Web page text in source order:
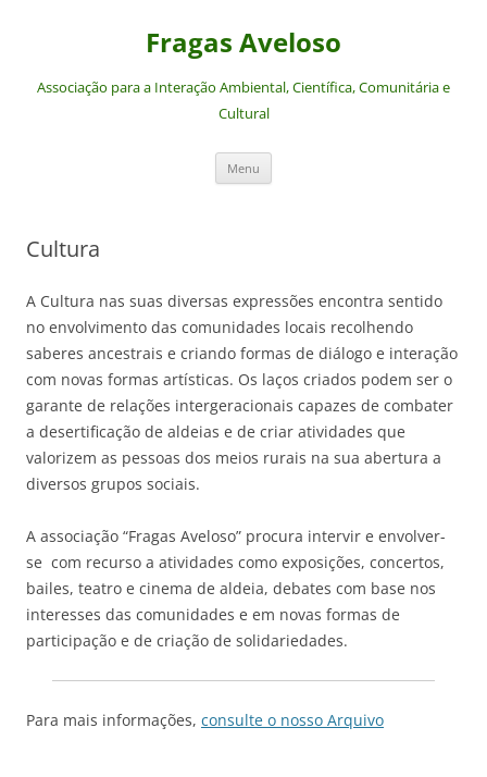
Fragas Aveloso
Associação para a Interação Ambiental, Científica, Comunitária e
Cultural
Menu
Cultura
A Cultura nas suas diversas expressões encontra sentido
no envolvimento das comunidades locais recolhendo
saberes ancestrais e criando formas de diálogo e interação
com novas formas artísticas. Os laços criados podem ser o
garante de relações intergeracionais capazes de combater
a desertificação de aldeias e de criar atividades que
valorizem as pessoas dos meios rurais na sua abertura a
diversos grupos sociais.
A associação “Fragas Aveloso” procura intervir e envolver-
se com recurso a atividades como exposições, concertos,
bailes, teatro e cinema de aldeia, debates com base nos
interesses das comunidades e em novas formas de
participação e de criação de solidariedades.
Para mais informações, consulte o nosso Arquivo